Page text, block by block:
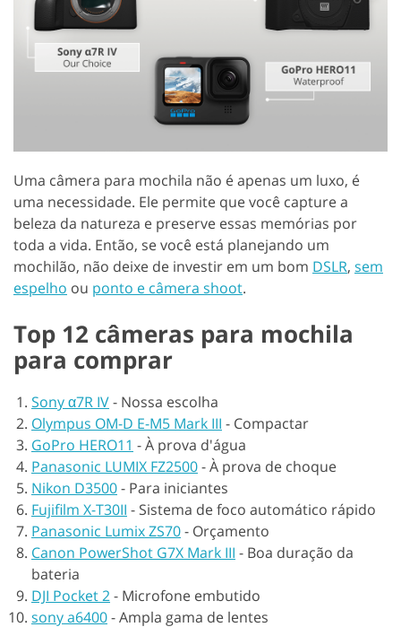
Uma câmera para mochila não é apenas um luxo, é
uma necessidade. Ele permite que você capture a
beleza da natureza e preserve essas memórias por
toda a vida. Então, se você está planejando um
mochilão, não deixe de investir em um bom DSLR, sem
espelho ou ponto e câmera shoot.
Top 12 câmeras para mochila
para comprar
Sony α7R IV- Nossa escolha
Olympus OM-D E-M5 Mark III - Compactar
GoPro HERO11 -À prova d'água
Panasonic LUMIX FZ2500-À prova de choque
Nikon D3500- Para iniciantes
Fujifilm X-T30II - Sistema de foco automático rápido
Panasonic Lumix ZS70- Orçamento
Canon PowerShot G7X Mark III - Boa duração da
bateria
DJI Pocket 2- Microfone embutido
sony a6400-Ampla gama de lentes